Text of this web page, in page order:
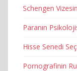
Schengen
Paranın
Hisse Senedi
Pornografinin